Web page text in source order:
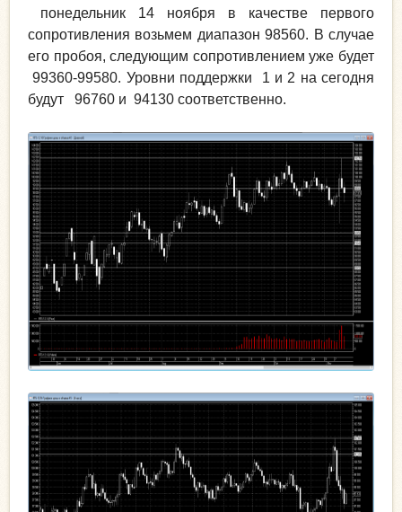
понедельник 14 ноября в качестве первого
сопротивления возьмем диапазон 98560. В случае
его пробоя, следующим сопротивлением уже будет
99360-99580. Уровни поддержки 1 и 2 на сегодня
будут 96760 и 94130 соответственно.